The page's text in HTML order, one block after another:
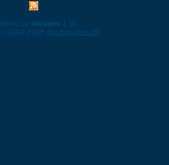
by 4images 1.10
2002-2026 4homepages.de